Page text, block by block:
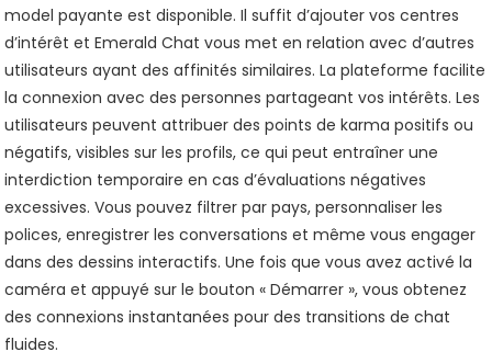
model payante est disponible. Il suffit d’ajouter vos centres
d’intérêt et Emerald Chat vous met en relation avec d’autres
utilisateurs ayant des affinités similaires. La plateforme facilite
la connexion avec des personnes partageant vos intérêts. Les
utilisateurs peuvent attribuer des points de karma positifs ou
négatifs, visibles sur les profils, ce qui peut entraîner une
interdiction temporaire en cas d’évaluations négatives
excessives. Vous pouvez filtrer par pays, personnaliser les
polices, enregistrer les conversations et même vous engager
dans des dessins interactifs. Une fois que vous avez activé la
caméra et appuyé sur le bouton « Démarrer », vous obtenez
des connexions instantanées pour des transitions de chat
fluides.